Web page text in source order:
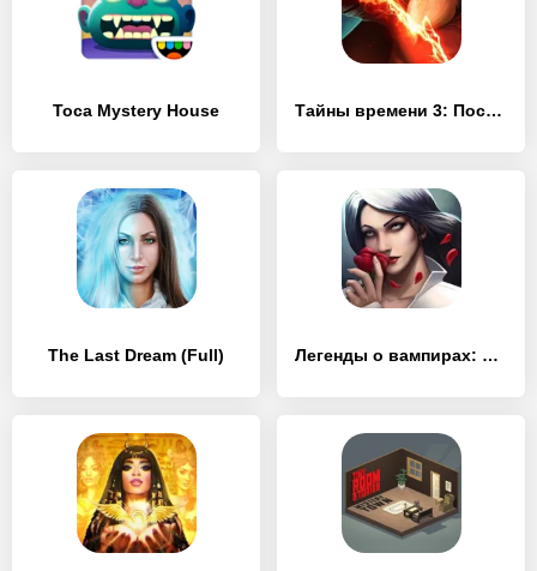
Toca Mystery House Тайны времени 3: Последняя загадка (Full)
The Last Dream (Full) Легенды о вампирах: Тайны Кисиловы (Full)